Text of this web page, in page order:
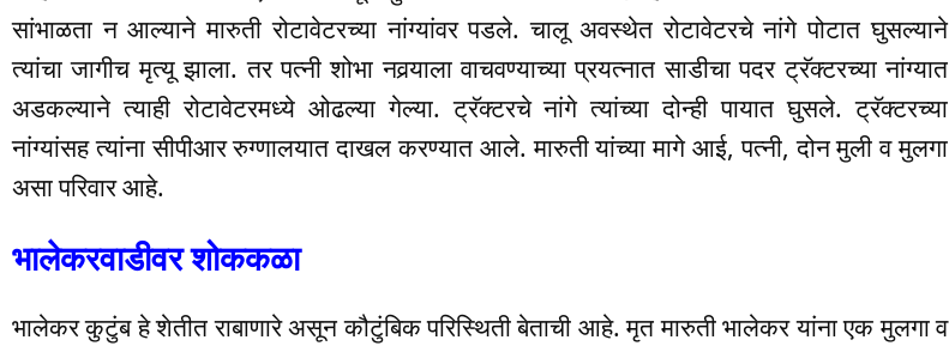
सांभाळता न आल्याने मारुती रोटावेटरच्या नांग्यांवर पडले. चालू अवस्थेत रोटावेटरचे नांगे पोटात घुसल्याने
त्यांचा जागीच मृत्यू झाला. तर पत्नी शोभा नवर्‍याला वाचवण्याच्या प्रयत्नात साडीचा पदर ट्रॅक्टरच्या नांग्यात
अडकल्याने त्याही रोटावेटरमध्ये ओढल्या गेल्या. ट्रॅक्टरचे नांगे त्यांच्या दोन्ही पायात घुसले. ट्रॅक्टरच्या
नांग्यांसह त्यांना सीपीआर रुग्णालयात दाखल करण्यात आले. मारुती यांच्या मागे आई, पत्नी, दोन मुली व मुलगा
असा परिवार आहे.
भालेकरवाडीवर शोककळा
भालेकर कुटुंब हे शेतीत राबाणारे असून कौटुंबिक परिस्थिती बेताची आहे. मृत मारुती भालेकर यांना एक मुलगा व